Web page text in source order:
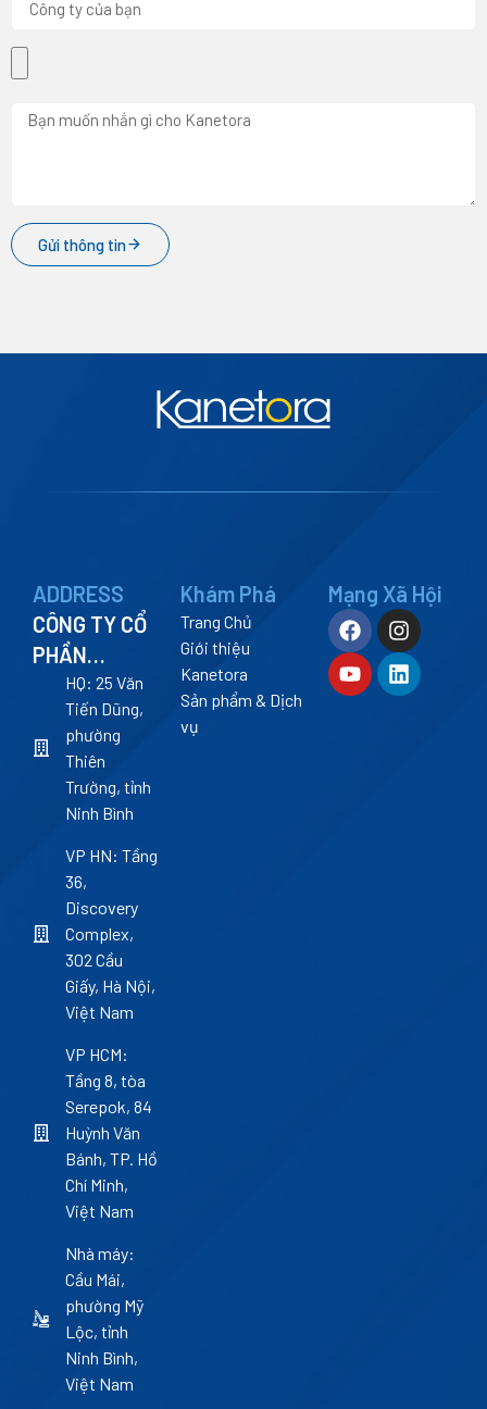
Gửi thông tin
ADDRESS
CÔNG TY CỔ
PHẦN
KANETORA
HQ: 25 Văn
Tiến Dũng,
phường
Thiên
Trường, tỉnh
Ninh Bình
VP HN: Tầng
36,
Discovery
Complex,
302 Cầu
Giấy, Hà Nội,
Việt Nam
VP HCM:
Tầng 8, tòa
Serepok, 84
Huỳnh Văn
Bánh, TP. Hồ
Chí Minh,
Việt Nam
Nhà máy:
Cầu Mái,
phường Mỹ
Lộc, tỉnh
Ninh Bình,
Việt Nam
Khám Phá
Trang Chủ
Giới thiệu
Kanetora
Sản phẩm & Dịch
vụ
Mạng Xã Hội